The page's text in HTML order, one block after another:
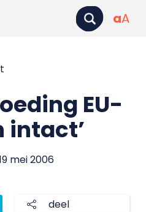
aA
EU-
intact’
mei 2006
deel